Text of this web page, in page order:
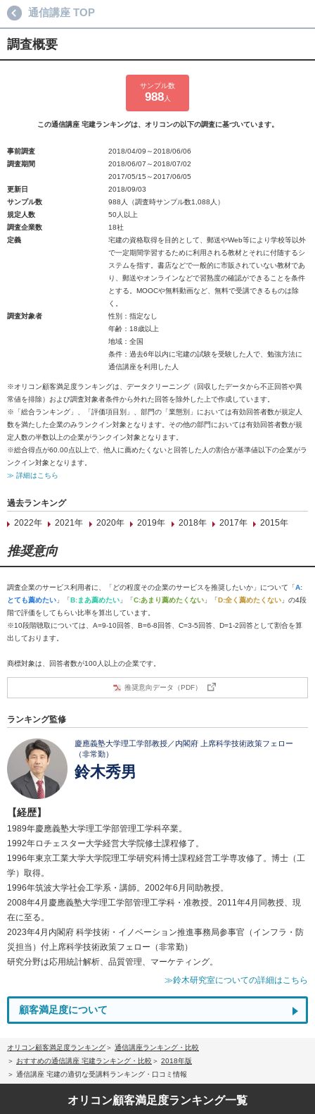
通信講座 TOP
調査概要
サンプル数
988人
この通信講座 宅建ランキングは、オリコンの以下の調査に基づいています。
事前調査
2018/04/09～2018/06/06
調査期間
2018/06/07～2018/07/02
2017/05/15～2017/06/05
更新日
2018/09/03
サンプル数
988人（調査時サンプル数1,088人）
規定人数
50人以上
調査企業数
18社
定義
宅建の資格取得を目的として、郵送やWeb等により学校等以外
で一定期間学習するために利用される教材とそれに付随するシ
ステムを指す。書店などで一般的に市販されていない教材であ
り、郵送やオンラインなどで習熟度の確認ができることを条件
とする。MOOCや無料動画など、無料で受講できるものは除
く。
調査対象者
性別：指定なし
年齢：18歳以上
地域：全国
条件：過去6年以内に宅建の試験を受験した人で、勉強方法に
通信講座を利用した人
※オリコン顧客満足度ランキングは、データクリーニング（回収したデータから不正回答や異
常値を排除）および調査対象者条件から外れた回答を除外した上で作成しています。
※「総合ランキング」、「評価項目別」、部門の「業態別」においては有効回答者数が規定人
数を満たした企業のみランクイン対象となります。その他の部門においては有効回答者数が規
定人数の半数以上の企業がランクイン対象となります。
※総合得点が60.00点以上で、他人に薦めたくないと回答した人の割合が基準値以下の企業がラ
ンクイン対象となります。
≫ 詳細はこちら
過去ランキング
2022年
2021年 2020年 2019年 2018年 2017年 2015年
推奨意向
調査企業のサービス利用者に、「どの程度その企業のサービスを推奨したいか」について「A:
とても薦めたい 」「B:まあ薦めたい 」「C:あまり薦めたくない 」「D:全く薦めたくない 」の4段
階で評価をしてもらい比率を算出しています。
※10段階聴取については、A=9-10回答、B=6-8回答、C=3-5回答、D=1-2回答として割合を算
出しております。
商標対象は、回答者数が100人以上の企業です。
推奨意向データ（PDF）
ランキング監修
慶應義塾大学理工学部教授／内閣府 上席科学技術政策フェロー
（非常勤）
鈴木秀男
【経歴】
1989年慶應義塾大学理工学部管理工学科卒業。
1992年ロチェスター大学経営大学院修士課程修了。
1996年東京工業大学大学院理工学研究科博士課程経営工学専攻修了。博士（工
学）取得。
1996年筑波大学社会工学系・講師。2002年6月同助教授。
2008年4月慶應義塾大学理工学部管理工学科・准教授。2011年4月同教授、現
在に至る。
2023年4月内閣府 科学技術・イノベーション推進事務局参事官（インフラ・防
災担当）付上席科学技術政策フェロー（非常勤）
研究分野は応用統計解析、品質管理、マーケティング。
≫鈴木研究室についての詳細はこちら
顧客満足度について
オリコン顧客満足度ランキング
通信講座ランキング・比較
おすすめの通信講座 宅建ランキング・比較
2018年版
通信講座 宅建の適切な受講料ランキング・口コミ情報
オリコン顧客満足度ランキング一覧